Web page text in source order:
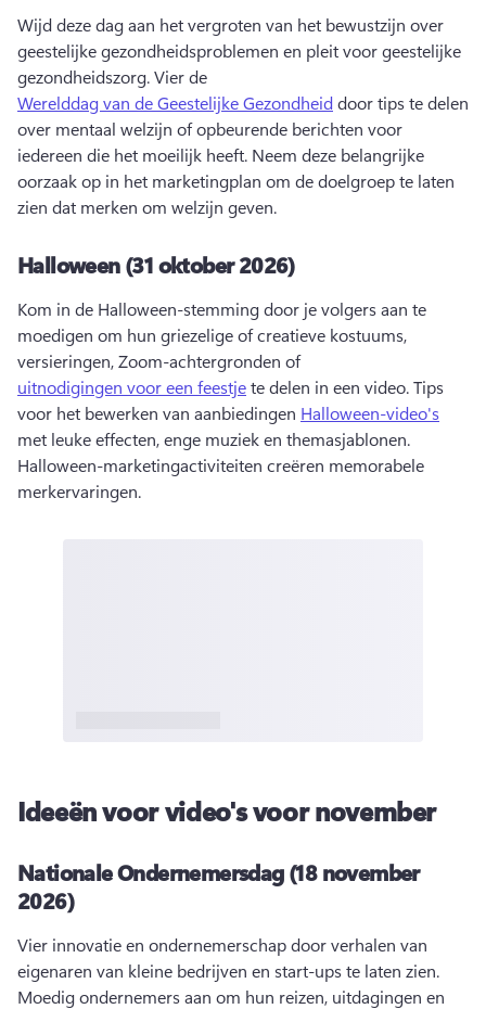
Wijd deze dag aan het vergroten van het bewustzijn over
geestelijke gezondheidsproblemen en pleit voor geestelijke
gezondheidszorg. Vier de
Werelddag van de Geestelijke Gezondheid door tips te delen
over mentaal welzijn of opbeurende berichten voor
iedereen die het moeilijk heeft. Neem deze belangrijke
oorzaak op in het marketingplan om de doelgroep te laten
zien dat merken om welzijn geven.
Halloween (31 oktober 2026)
Kom in de Halloween-stemming door je volgers aan te
moedigen om hun griezelige of creatieve kostuums,
versieringen, Zoom-achtergronden of
uitnodigingen voor een feestje te delen in een video. Tips
voor het bewerken van aanbiedingen Halloween-video's
Halloween-marketingactiviteiten creëren memorabele
merkervaringen.
Ideeën voor video's voor november
Nationale Ondernemersdag (18 november
2026)
Vier innovatie en ondernemerschap door verhalen van
Moedig ondernemers aan om hun reizen, uitdagingen en